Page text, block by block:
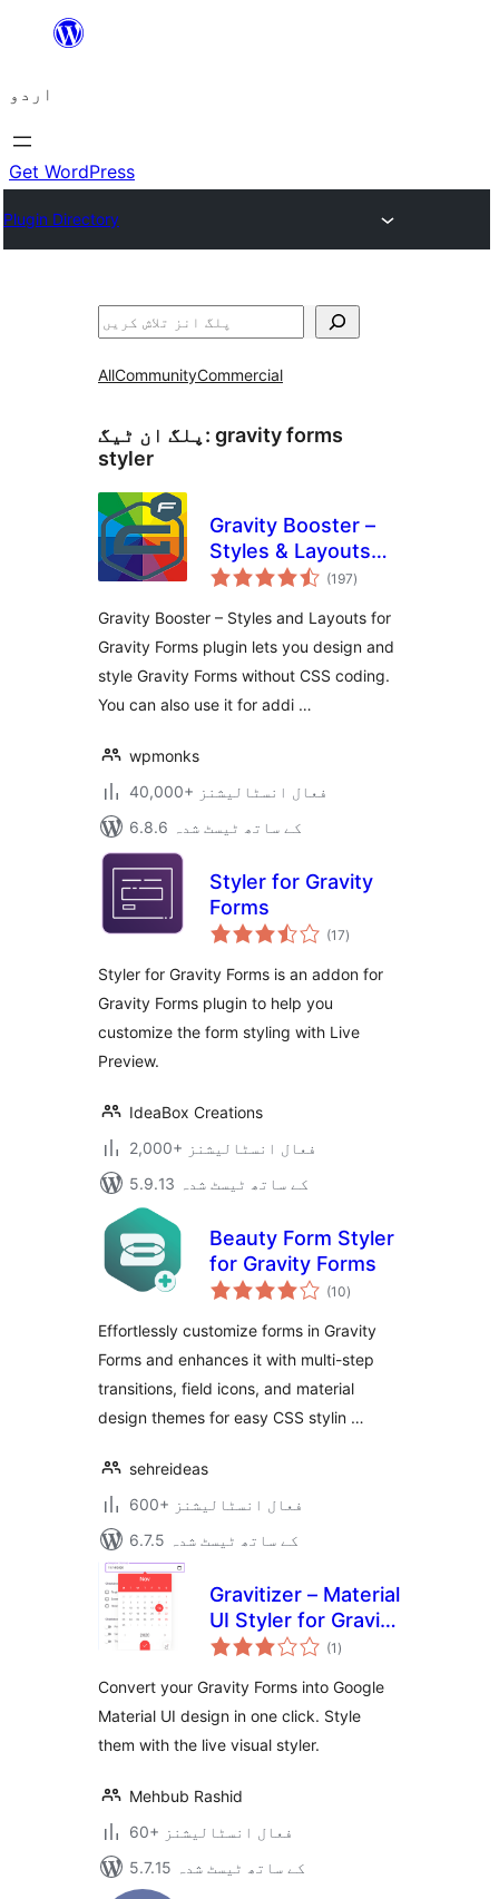
چھوڑیں
پر
جائیں
اردو
Get WordPress
Plugin Directory
تلاش
AllCommunityCommercial
پلگ ان ٹیگ: gravity forms
styler
Gravity Booster –
Styles & Layouts
for Gravity Forms
(197مجموعی
درجہ
)
Gravity Booster – Styles and Layouts for
Gravity Forms plugin lets you design and
style Gravity Forms without CSS coding.
You can also use it for addi …
wpmonks
40,000+ فعال انسٹالیشنز
6.8.6 کے ساتھ ٹیسٹ شدہ
Styler for Gravity
Forms
(17مجموعی
درجہ
)
Styler for Gravity Forms is an addon for
Gravity Forms plugin to help you
customize the form styling with Live
Preview.
IdeaBox Creations
2,000+ فعال انسٹالیشنز
5.9.13 کے ساتھ ٹیسٹ شدہ
Beauty Form Styler
for Gravity Forms
(10مجموعی
درجہ
)
Effortlessly customize forms in Gravity
Forms and enhances it with multi-step
transitions, field icons, and material
design themes for easy CSS stylin …
sehreideas
600+ فعال انسٹالیشنز
6.7.5 کے ساتھ ٹیسٹ شدہ
Gravitizer – Material
UI Styler for Gravity
Forms
(1 مجموعی
درجہ
)
Convert your Gravity Forms into Google
Material UI design in one click. Style
them with the live visual styler.
Mehbub Rashid
60+ فعال انسٹالیشنز
5.7.15 کے ساتھ ٹیسٹ شدہ